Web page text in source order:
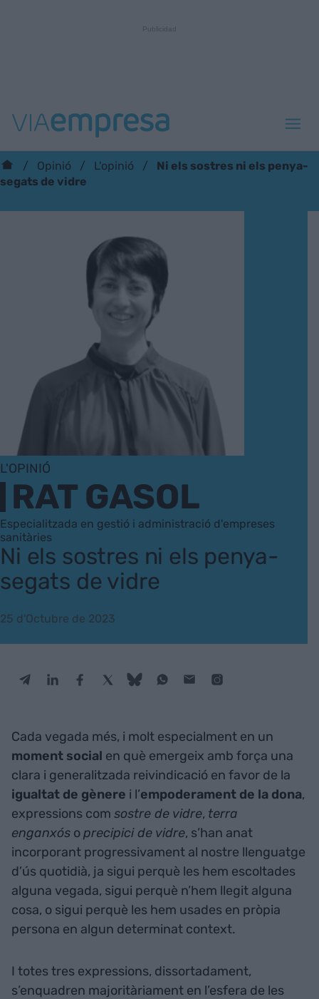
Opinió L'opinió
Ni els sostres ni els penya-
segats de vidre
L'OPINIÓ
RAT GASOL
Especialitzada en gestió i administració d'empreses
sanitàries
Ni els sostres ni els penya-
segats de vidre
25 d'Octubre de 2023
Cada vegada més, i molt especialment en un
moment social en què emergeix amb força una
clara i generalitzada reivindicació en favor de la
igualtat de gènere i l’empoderament de la dona,
expressions com sostre de vidre, terra
enganxós oprecipici de vidre, s’han anat
incorporant progressivament al nostre llenguatge
d’ús quotidià, ja sigui perquè les hem escoltades
alguna vegada, sigui perquè n’hem llegit alguna
cosa, o sigui perquè les hem usades en pròpia
persona en algun determinat context.
I totes tres expressions, dissortadament,
s’enquadren majoritàriament en l’esfera de les